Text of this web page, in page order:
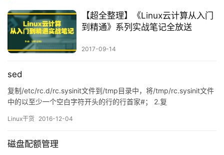
【超全整理】《Linux云计算从入门
到精通》系列实战笔记全放送
2017-09-14
sed
复制/etc/rc.d/rc.sysinit文件到/tmp目录中，将/tmp/rc.sysinit文件
中的以至少一个空白字符开头的行的行首家#； 2.复
行首的空白字符 3.删除/tmp/rc.sysinit文件中的以#开头，且后面跟
Linux干货 2016-12-04
磁盘配额管理